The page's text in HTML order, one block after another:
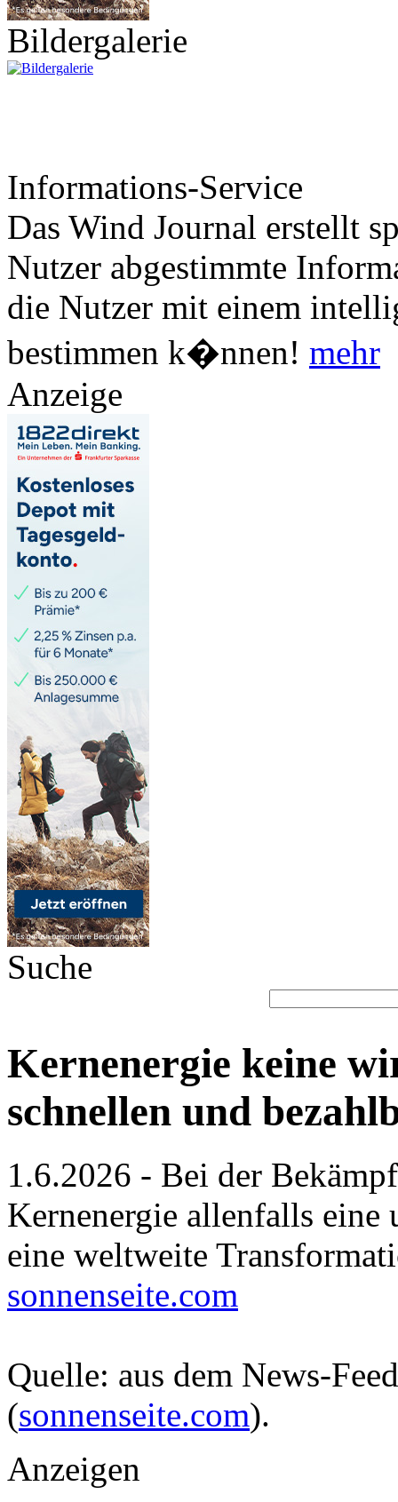
Bildergalerie
Informations-Service
Das Wind Journal erstellt
Nutzer abgestimmte
die Nutzer mit einem
bestimmen k�nnen! mehr
Anzeige
Suche
Kernenergie keine
schnellen und
1.6.2026 - Bei der
Kernenergie allenfalls eine
eine weltweite
sonnenseite.com
Quelle: aus dem News-
(sonnenseite.com).
Anzeigen